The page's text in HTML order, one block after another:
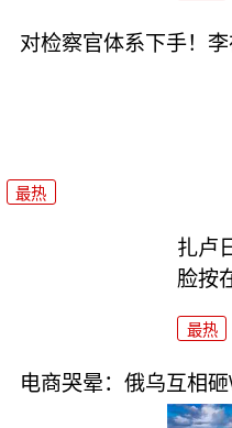
对检察官体系下手！
最热
扎卢
脸按
最热
电商哭晕：俄乌互相